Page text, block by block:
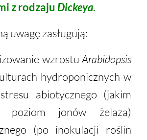
z rodzaju Dickeya.
uwagę zasługują:
wzrostu Arabidopsis
hydroponicznych w
abiotycznego (jakim
poziom jonów żelaza)
(po inokulacji roślin